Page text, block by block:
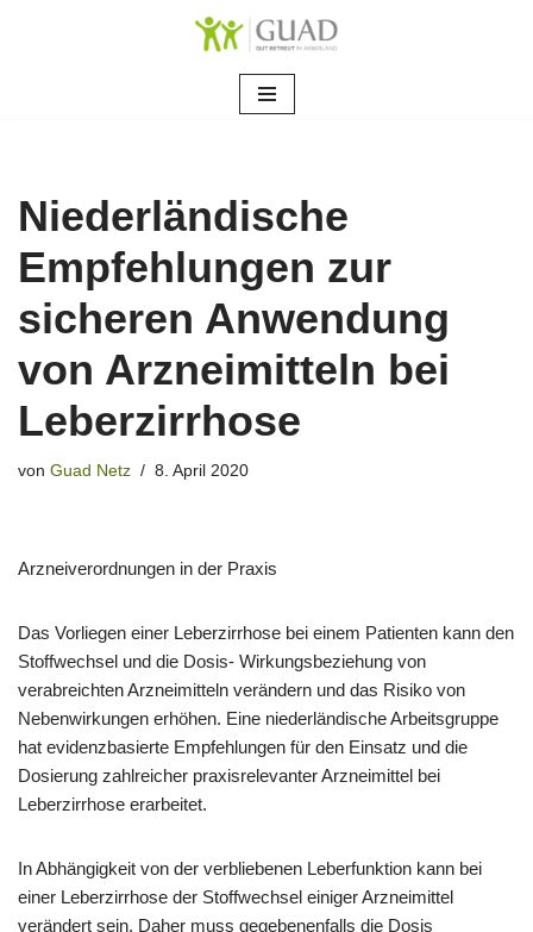
Niederländische
Empfehlungen zur
sicheren Anwendung
von Arzneimitteln bei
Leberzirrhose
von Guad Netz 8. April 2020
Arzneiverordnungen in der Praxis
Das Vorliegen einer Leberzirrhose bei einem Patienten kann den
Stoffwechsel und die Dosis- Wirkungsbeziehung von
verabreichten Arzneimitteln verändern und das Risiko von
Nebenwirkungen erhöhen. Eine niederländische Arbeitsgruppe
hat evidenzbasierte Empfehlungen für den Einsatz und die
Dosierung zahlreicher praxisrelevanter Arzneimittel bei
Leberzirrhose erarbeitet.
In Abhängigkeit von der verbliebenen Leberfunktion kann bei
einer Leberzirrhose der Stoffwechsel einiger Arzneimittel
verändert sein. Daher muss gegebenenfalls die Dosis